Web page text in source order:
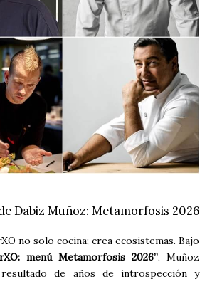
Dabiz Muñoz: Metamorfosis 2026
no solo cocina; crea ecosistemas. Bajo
menú Metamorfosis 2026”, Muñoz
de años de introspección y